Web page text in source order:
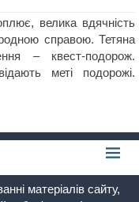
велика вдячність
справою. Тетяна
– квест-подорож.
меті подорожі.
матеріалів сайту,